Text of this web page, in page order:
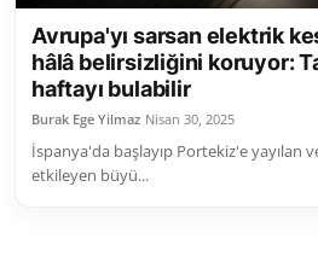
Resmi Reklamlar
Avrupa'yı sarsan elektrik
hâlâ belirsizliğini koruyor:
haftayı bulabilir
Burak Ege Yilmaz Nisan 30, 2025
İspanya'da başlayıp Portekiz'e yayılan
etkileyen büyü...